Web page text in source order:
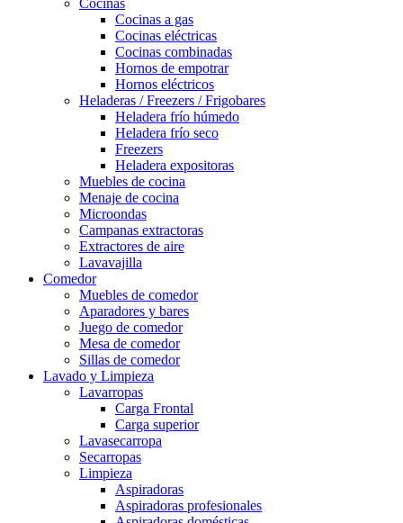
Cocinas a gas
Cocinas eléctricas
Cocinas combinadas
Hornos de empotrar
Hornos eléctricos
Heladeras / Freezers / Frigobares
Heladera frío húmedo
Heladera frío seco
Freezers
Heladera expositoras
Muebles de cocina
Menaje de cocina
Microondas
Campanas extractoras
Extractores de aire
Lavavajilla
Comedor
Muebles de comedor
Aparadores y bares
Juego de comedor
Mesa de comedor
Sillas de comedor
Lavado y Limpieza
Lavarropas
Carga Frontal
Carga superior
Lavasecarropa
Secarropas
Limpieza
Aspiradoras
Aspiradoras profesionales